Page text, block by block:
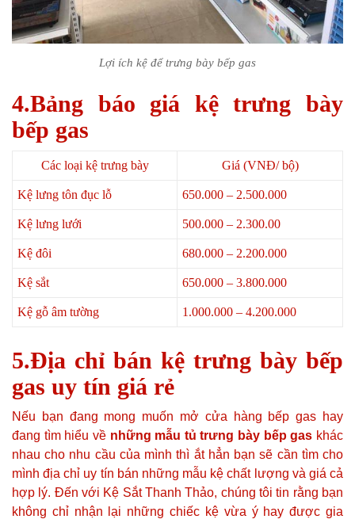
Lợi ích kệ để trưng bày bếp gas
4.Bảng báo giá kệ trưng bày
bếp gas
Các loại kệ trưng bày Giá (VNĐ/ bộ)
Kệ lưng tôn đục lỗ 650.000 – 2.500.000
Kệ lưng lưới 500.000 – 2.300.00
Kệ đôi 680.000 – 2.200.000
Kệ sắt 650.000 – 3.800.000
Kệ gỗ âm tường 1.000.000 – 4.200.000
5.Địa chỉ bán kệ trưng bày bếp
gas uy tín giá rẻ
Nếu bạn đang mong muốn mở cửa hàng bếp gas hay
đang tìm hiểu về những mẫu tủ trưng bày bếp gas khác
nhau cho nhu cầu của mình thì ắt hẳn bạn sẽ cần tìm cho
mình địa chỉ uy tín bán những mẫu kệ chất lượng và giá cả
hợp lý. Đến với Kệ Sắt Thanh Thảo, chúng tôi tin rằng bạn
không chỉ nhận lại những chiếc kệ vừa ý hay được gia